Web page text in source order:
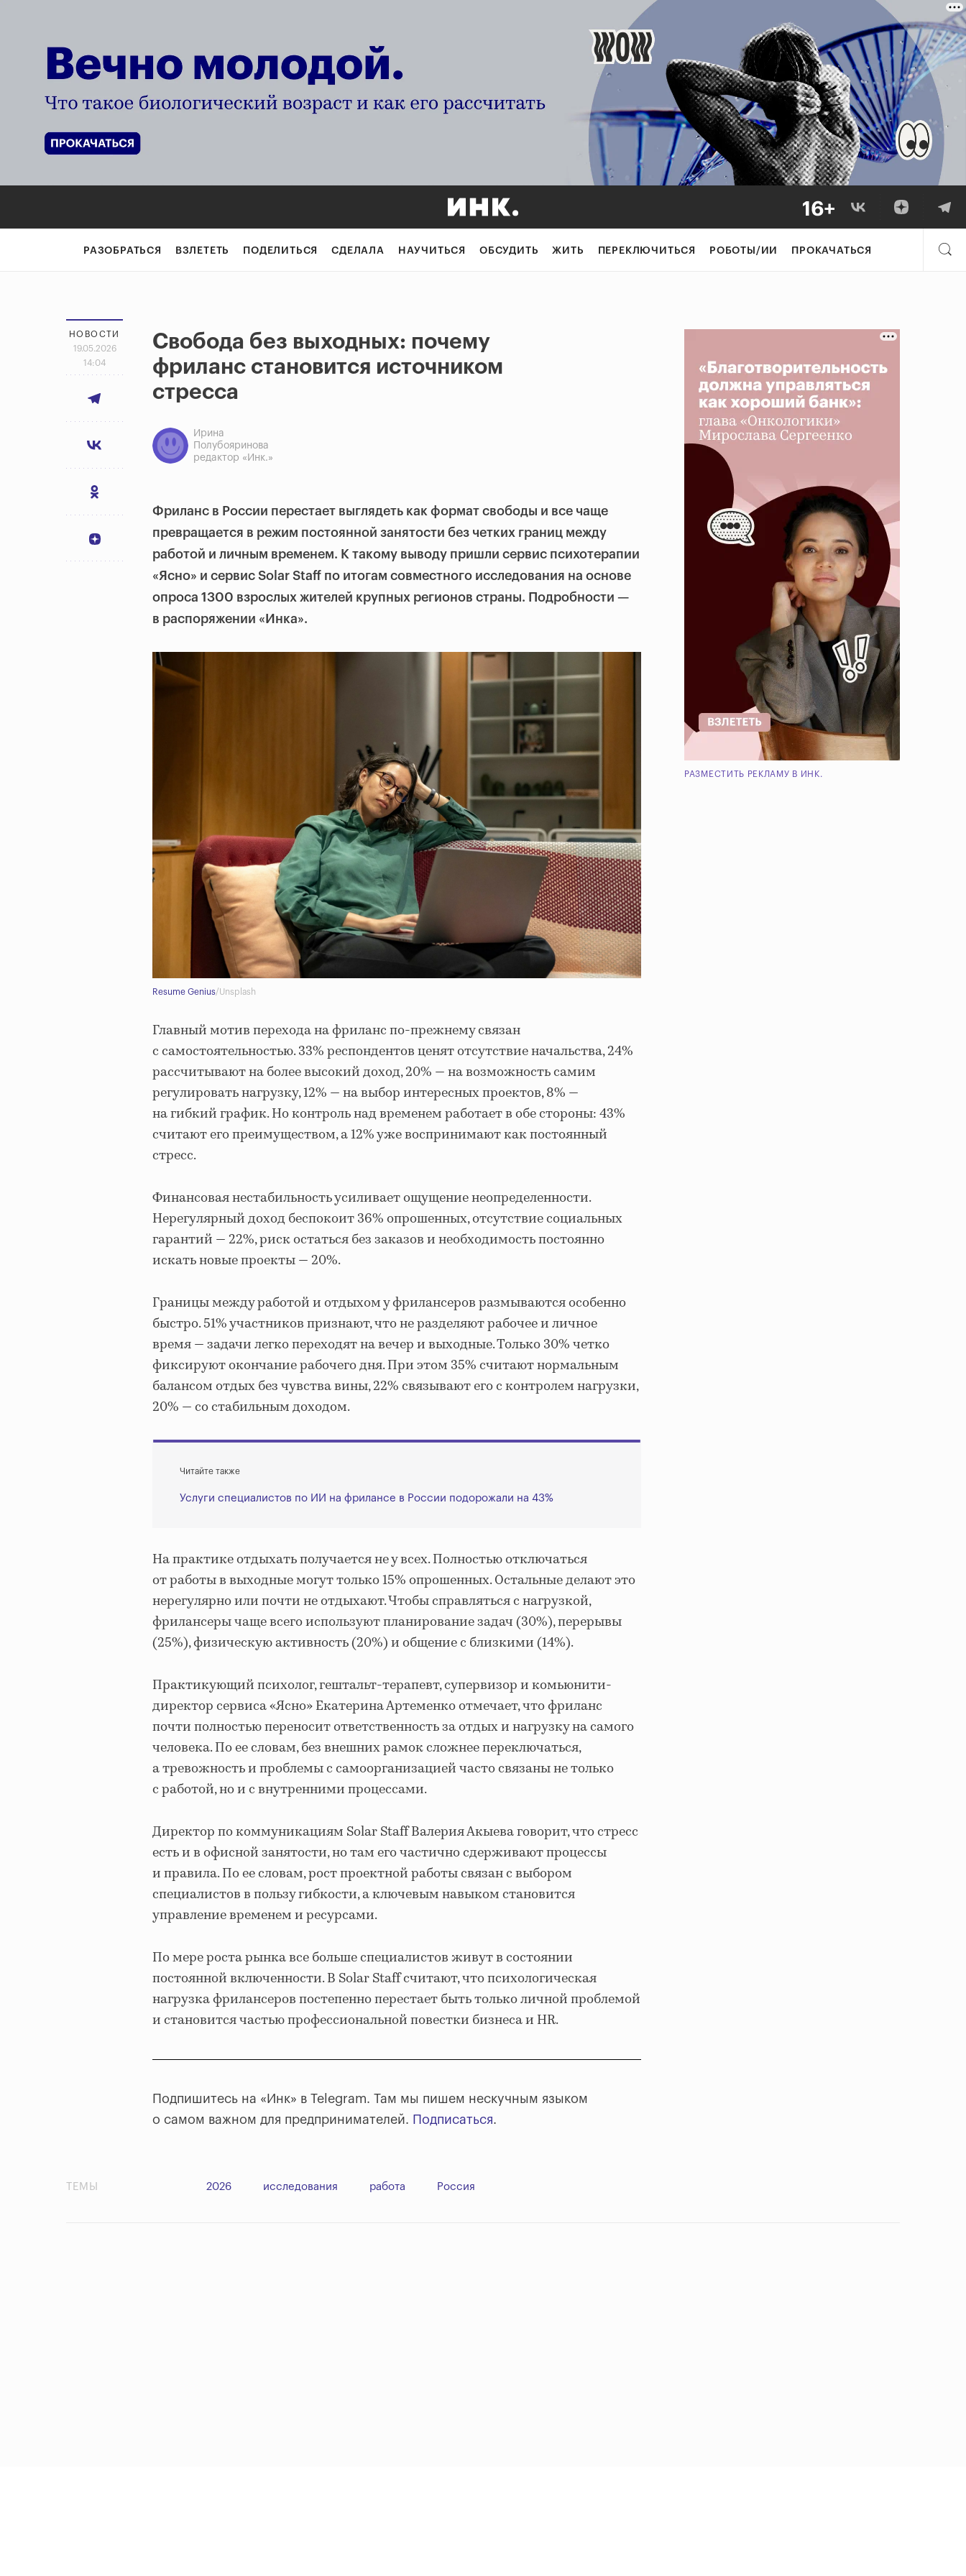
РАЗОБРАТЬСЯ ВЗЛЕТЕТЬ ПОДЕЛИТЬСЯ СДЕЛАЛА НАУЧИТЬСЯ ОБСУДИТЬ ЖИТЬ ПЕРЕКЛЮЧИТЬСЯ РОБОТЫ/ИИ ПРОКАЧАТЬСЯ
НОВОСТИ
19.05.2026
14:04
Свобода без выходных: почему
фриланс становится источником
стресса
Ирина
Полубояринова
редактор «Инк.»
Фриланс в России перестает выглядеть как формат свободы и все чаще
превращается в режим постоянной занятости без четких границ между
работой и личным временем. К такому выводу пришли сервис психотерапии
«Ясно» и сервис Solar Staff по итогам совместного исследования на основе
опроса 1300 взрослых жителей крупных регионов страны. Подробности —
в распоряжении «Инка».
Resume Genius/Unsplash
Главный мотив перехода на фриланс по-прежнему связан
с самостоятельностью. 33% респондентов ценят отсутствие начальства, 24%
рассчитывают на более высокий доход, 20% — на возможность самим
регулировать нагрузку, 12% — на выбор интересных проектов, 8% —
на гибкий график. Но контроль над временем работает в обе стороны: 43%
считают его преимуществом, а 12% уже воспринимают как постоянный
стресс.
Финансовая нестабильность усиливает ощущение неопределенности.
Нерегулярный доход беспокоит 36% опрошенных, отсутствие социальных
гарантий — 22%, риск остаться без заказов и необходимость постоянно
искать новые проекты — 20%.
Границы между работой и отдыхом у фрилансеров размываются особенно
быстро. 51% участников признают, что не разделяют рабочее и личное
время — задачи легко переходят на вечер и выходные. Только 30% четко
фиксируют окончание рабочего дня. При этом 35% считают нормальным
балансом отдых без чувства вины, 22% связывают его с контролем нагрузки,
20% — со стабильным доходом.
Читайте также
Услуги специалистов по ИИ на фрилансе в России подорожали на 43%
На практике отдыхать получается не у всех. Полностью отключаться
от работы в выходные могут только 15% опрошенных. Остальные делают это
нерегулярно или почти не отдыхают. Чтобы справляться с нагрузкой,
фрилансеры чаще всего используют планирование задач (30%), перерывы
(25%), физическую активность (20%) и общение с близкими (14%).
Практикующий психолог, гештальт-терапевт, супервизор и комьюнити-
директор сервиса «Ясно» Екатерина Артеменко отмечает, что фриланс
почти полностью переносит ответственность за отдых и нагрузку на самого
человека. По ее словам, без внешних рамок сложнее переключаться,
а тревожность и проблемы с самоорганизацией часто связаны не только
с работой, но и с внутренними процессами.
Директор по коммуникациям Solar Staff Валерия Акыева говорит, что стресс
есть и в офисной занятости, но там его частично сдерживают процессы
и правила. По ее словам, рост проектной работы связан с выбором
специалистов в пользу гибкости, а ключевым навыком становится
управление временем и ресурсами.
По мере роста рынка все больше специалистов живут в состоянии
постоянной включенности. В Solar Staff считают, что психологическая
нагрузка фрилансеров постепенно перестает быть только личной проблемой
и становится частью профессиональной повестки бизнеса и HR.
Подпишитесь на «Инк» в Telegram. Там мы пишем нескучным языком
о самом важном для предпринимателей. Подписаться.
РАЗМЕСТИТЬ РЕКЛАМУ В ИНК.
ТЕМЫ 2026 исследования работа Россия